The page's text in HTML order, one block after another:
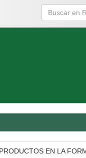
EN LA